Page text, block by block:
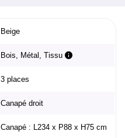
Beige
Bois, Métal, Tissu
3 places
Canapé droit
Canapé : L234 x P88 x H75 cm